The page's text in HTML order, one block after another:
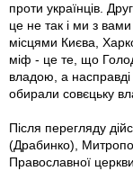
проти українців.
це не так і ми з
місцями Києва,
міф - це те, що
владою, а
обирали совєцьку
Після перегляду
(Драбинко),
Православної